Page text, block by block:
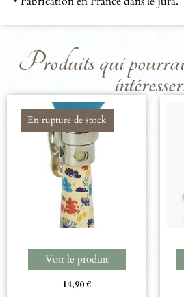
Produits qui
En rupture de stock
Voir le produit
14,90€